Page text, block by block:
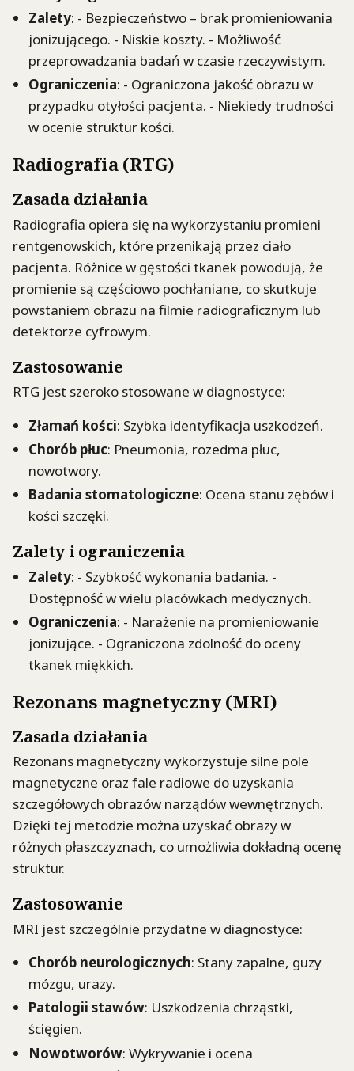
Zalety: - Bezpieczeństwo – brak promieniowania
jonizującego. - Niskie koszty. - Możliwość
przeprowadzania badań w czasie rzeczywistym.
Ograniczenia: - Ograniczona jakość obrazu w
przypadku otyłości pacjenta. - Niekiedy trudności
w ocenie struktur kości.
Radiografia (RTG)
Zasada działania
Radiografia opiera się na wykorzystaniu promieni
rentgenowskich, które przenikają przez ciało
pacjenta. Różnice w gęstości tkanek powodują, że
promienie są częściowo pochłaniane, co skutkuje
powstaniem obrazu na filmie radiograficznym lub
detektorze cyfrowym.
Zastosowanie
RTG jest szeroko stosowane w diagnostyce:
Złamań kości: Szybka identyfikacja uszkodzeń.
Chorób płuc: Pneumonia, rozedma płuc,
nowotwory.
Badania stomatologiczne: Ocena stanu zębów i
kości szczęki.
Zalety i ograniczenia
Zalety: - Szybkość wykonania badania. -
Dostępność w wielu placówkach medycznych.
Ograniczenia: - Narażenie na promieniowanie
jonizujące. - Ograniczona zdolność do oceny
tkanek miękkich.
Rezonans magnetyczny (MRI)
Zasada działania
Rezonans magnetyczny wykorzystuje silne pole
magnetyczne oraz fale radiowe do uzyskania
szczegółowych obrazów narządów wewnętrznych.
Dzięki tej metodzie można uzyskać obrazy w
różnych płaszczyznach, co umożliwia dokładną ocenę
struktur.
Zastosowanie
MRI jest szczególnie przydatne w diagnostyce:
Chorób neurologicznych: Stany zapalne, guzy
mózgu, urazy.
Patologii stawów: Uszkodzenia chrząstki,
ścięgien.
Nowotworów: Wykrywanie i ocena